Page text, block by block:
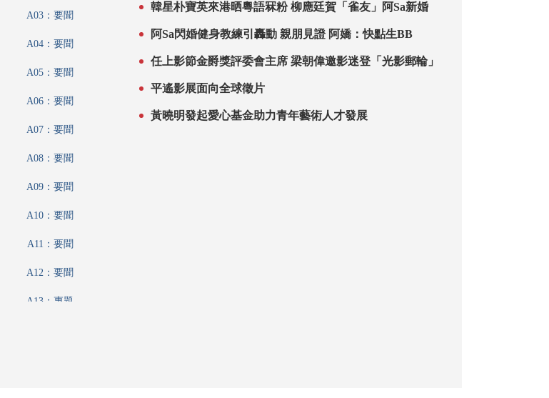
A03：要聞
A04：要聞
A05：要聞
A06：要聞
A07：要聞
A08：要聞
A09：要聞
A10：要聞
A11：要聞
A12：要聞
A13：專題
韓星朴寶英來港晒粵語冧粉 柳應廷賀「雀友」阿Sa新婚
阿Sa閃婚健身教練引轟動 親朋見證 阿嬌：快點生BB
任上影節金爵獎評委會主席 梁朝偉邀影迷登「光影郵輪」
平遙影展面向全球徵片
黃曉明發起愛心基金助力青年藝術人才發展